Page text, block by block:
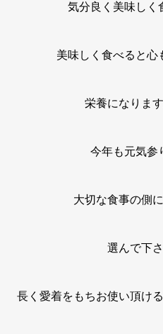
気分良く美味し
美味しく食べると心
栄養になりま
今年も元気参
大切な食事の側
選んで下
長く愛着をもちお使い頂け